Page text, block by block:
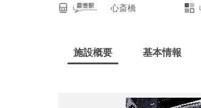
心斎橋
施設概要 基本情報